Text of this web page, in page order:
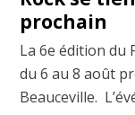
prochain
La 6e édition du
du 6 au 8 août
Beauceville.